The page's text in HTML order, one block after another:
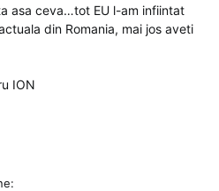
asa ceva…tot EU l-am infiintat
din Romania, mai jos aveti
ION